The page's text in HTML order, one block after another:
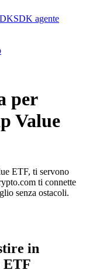
SDK agente
per
Value
ETF, ti servono
ti connette
senza ostacoli.
in
ETF